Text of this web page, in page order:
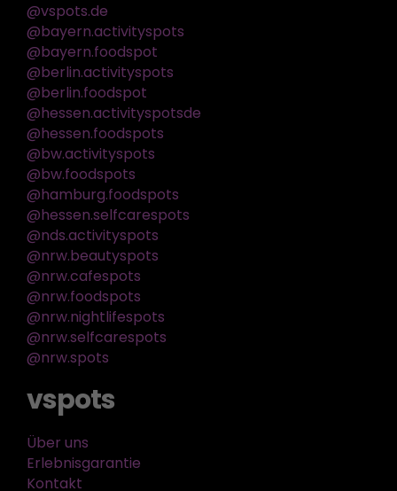
@vspots.de
@bayern.activityspots
@bayern.foodspot
@berlin.activityspots
@berlin.foodspot
@hessen.activityspotsde
@hessen.foodspots
@bw.activityspots
@bw.foodspots
@hamburg.foodspots
@hessen.selfcarespots
@nds.activityspots
@nrw.beautyspots
@nrw.cafespots
@nrw.foodspots
@nrw.nightlifespots
@nrw.selfcarespots
@nrw.spots
vspots
Über uns
Erlebnisgarantie
Kontakt